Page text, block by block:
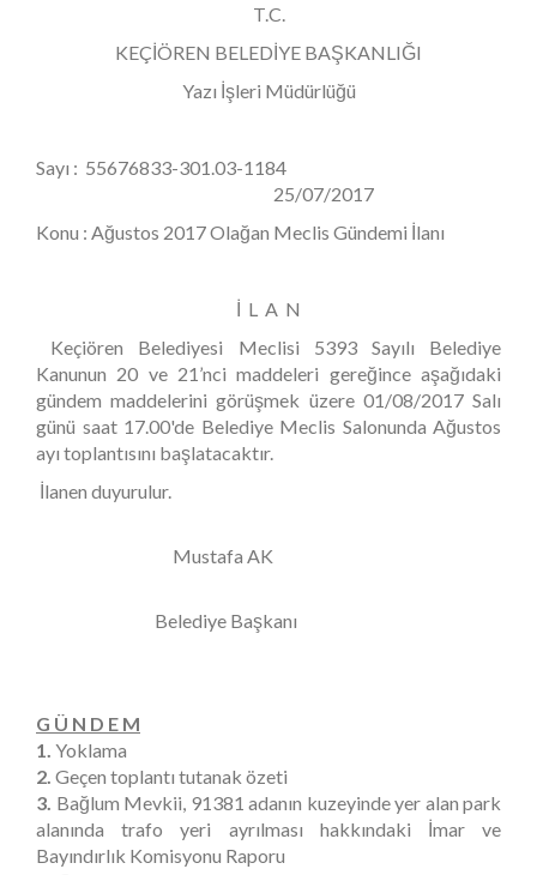
T.C.
KEÇİÖREN BELEDİYE BAŞKANLIĞI
Yazı İşleri Müdürlüğü
Sayı : 55676833-301.03-1184
25/07/2017
Konu : Ağustos 2017 Olağan Meclis Gündemi İlanı
İ L A N
Keçiören Belediyesi Meclisi 5393 Sayılı Belediye
Kanunun 20 ve 21’nci maddeleri gereğince aşağıdaki
gündem maddelerini görüşmek üzere 01/08/2017 Salı
günü saat 17.00'de Belediye Meclis Salonunda Ağustos
ayı toplantısını başlatacaktır.
İlanen duyurulur.
Mustafa AK
Belediye Başkanı
G Ü N D E M
1. Yoklama
2. Geçen toplantı tutanak özeti
3. Bağlum Mevkii, 91381 adanın kuzeyinde yer alan park
alanında trafo yeri ayrılması hakkındaki İmar ve
Bayındırlık Komisyonu Raporu